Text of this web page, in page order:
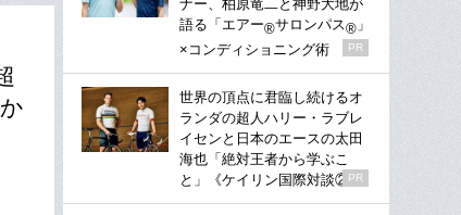
ナー、柏原竜二と神野大地が
語る「エアー®サロンパス® 」
×コンディショニング術
PR
世界の頂点に君臨し続けるオ
ランダの超人ハリー・ラブレ
イセンと日本のエースの太田
海也「絶対王者から学ぶこ
と」《ケイリン国際対談②》
PR